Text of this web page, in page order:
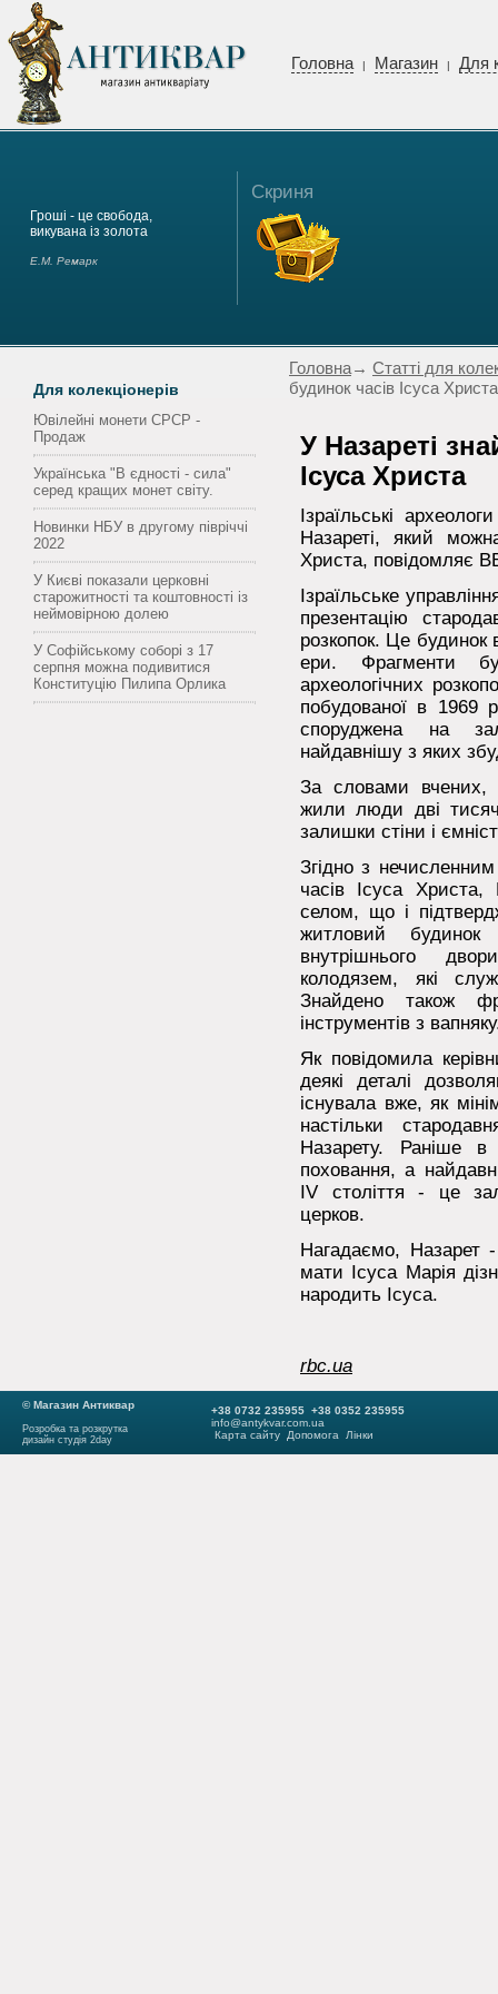
Головна | Магазин | Для
Гроші - це свобода,
викувана із золота
Е.М. Ремарк
Скриня
Для колекціонерів
Ювілейні монети СРСР -
Продаж
Українська "В єдності - сила"
серед кращих монет світу.
Новинки НБУ в другому півріччі
2022
У Києві показали церковні
старожитності та коштовності із
неймовірною долею
У Софійському соборі з 17
серпня можна подивитися
Конституцію Пилипа Орлика
Головна→ Статті для
будинок часів Ісуса Христа
У Назареті
Ісуса Христа
Ізраїльські
Назареті, який
Христа, повідомляє
Ізраїльське
презентацію
розкопок. Це будинок
ери. Фрагменти
археологічних
побудованої в 1969
споруджена на
найдавнішу з яких
За словами вчених,
жили люди дві
залишки стіни і
Згідно з
часів Ісуса
селом, що і
житловий
внутрішнього
колодязем, які
Знайдено також
інструментів з
Як повідомила
деякі деталі
існувала вже, як
настільки
Назарету. Раніше
поховання, а
IV століття - це
церков.
Нагадаємо, Назарет
мати Ісуса Марія
народить Ісуса.
rbc.ua
© Магазин Антиквар
Розробка та розкрутка
дизайн студія 2day
+38 0732 235955 +38 0352 235955
info@antykvar.com.ua
Карта сайту
Допомога Лінки